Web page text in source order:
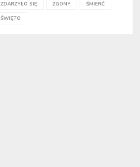
ZDARZYŁO SIĘ ZGONY ŚMIERĆ
ŚWIĘTO